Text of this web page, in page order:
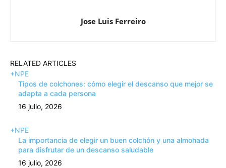
Jose Luis Ferreiro
RELATED ARTICLES
+NPE
Tipos de colchones: cómo elegir el descanso que mejor se
adapta a cada persona
16 julio, 2026
+NPE
La importancia de elegir un buen colchón y una almohada
para disfrutar de un descanso saludable
16 julio, 2026